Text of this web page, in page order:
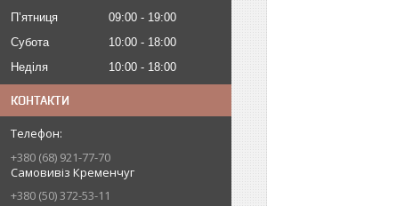
Пʼятниця
09:00
19:00
Субота
10:00
18:00
Неділя
10:00 18:00
КОНТАКТИ
+380 (68) 921-77-70
Самовивіз Кременчуг
+380 (50) 372-53-11